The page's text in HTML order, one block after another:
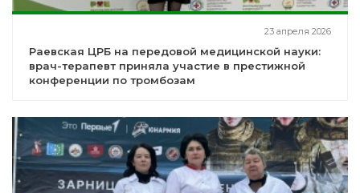
23 апреля 2026
Раевская ЦРБ на передовой медицинской науки:
врач-терапевт приняла участие в престижной
конференции по тромбозам